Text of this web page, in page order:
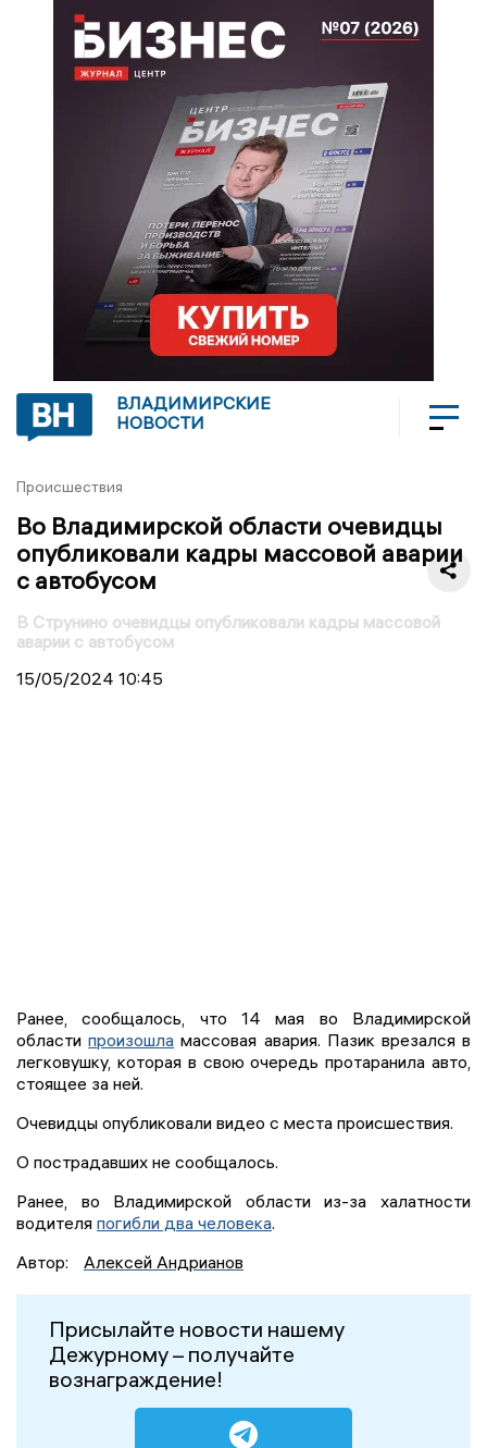
ВЛАДИМИРСКИЕ
НОВОСТИ
Происшествия
Во Владимирской области очевидцы
опубликовали кадры массовой аварии
с автобусом
В Струнино очевидцы опубликовали кадры массовой
аварии с автобусом
15/05/2024 10:45
Ранее, сообщалось, что 14 мая во Владимирской
областипроизошла массовая авария. Пазик врезался в
легковушку, которая в свою очередь протаранила авто,
стоящее за ней.
Очевидцы опубликовали видео с места происшествия.
О пострадавших не сообщалось.
Ранее, во Владимирской области из-за халатности
водителя погибли два человека.
Автор:
Алексей Андрианов
Присылайте новости нашему
Дежурному – получайте
вознаграждение!